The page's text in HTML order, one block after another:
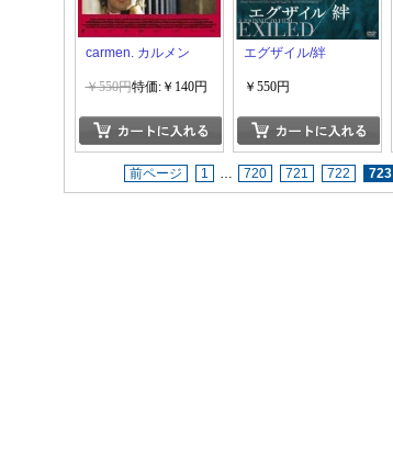
carmen. カルメン
￥550円特価:￥140円
エグザイル/絆
￥550円
前ページ 1 … 720 721 722 723